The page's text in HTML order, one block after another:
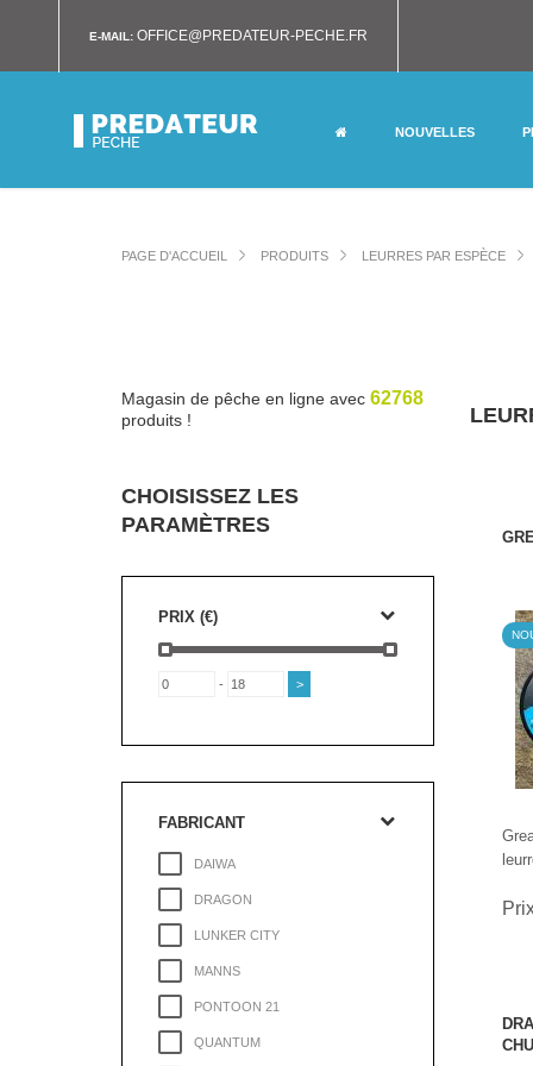
E-MAIL: OFFICE@PREDATEUR-PECHE.FR
NOUVELLES
PAGE D'ACCUEIL PRODUITS LEURRES PAR ESPÈCE
Magasin de pêche en ligne avec 62768
produits !
CHOISISSEZ LES
PARAMÈTRES
PRIX (€)
-
FABRICANT
DAIWA
DRAGON
LUNKER CITY
MANNS
PONTOON 21
QUANTUM